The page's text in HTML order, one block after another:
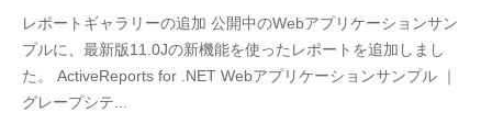
M
E
S
C
レポートギャラリーの追加 公開中のWebアプリケーションサン
プルに、最新版11.0Jの新機能を使ったレポートを追加しまし
た。 ActiveReports for .NET Webアプリケーションサンプル ｜
グレープシテ...